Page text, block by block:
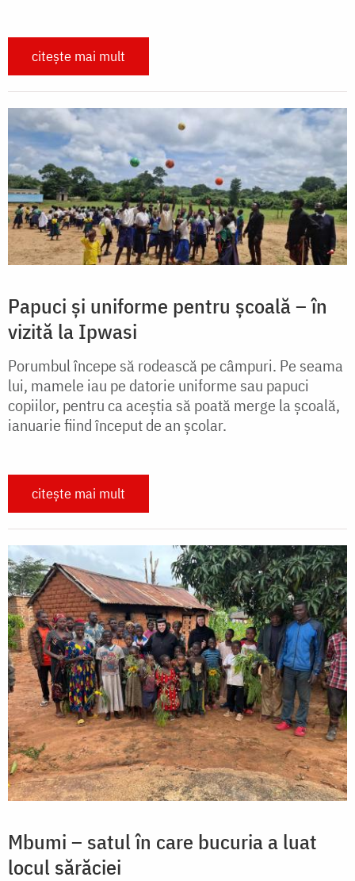
citește mai mult
Papuci și uniforme pentru școală – în
vizită la Ipwasi
Porumbul începe să rodească pe câmpuri. Pe seama
lui, mamele iau pe datorie uniforme sau papuci
copiilor, pentru ca aceștia să poată merge la școală,
ianuarie fiind început de an școlar.
citește mai mult
Mbumi – satul în care bucuria a luat
locul sărăciei